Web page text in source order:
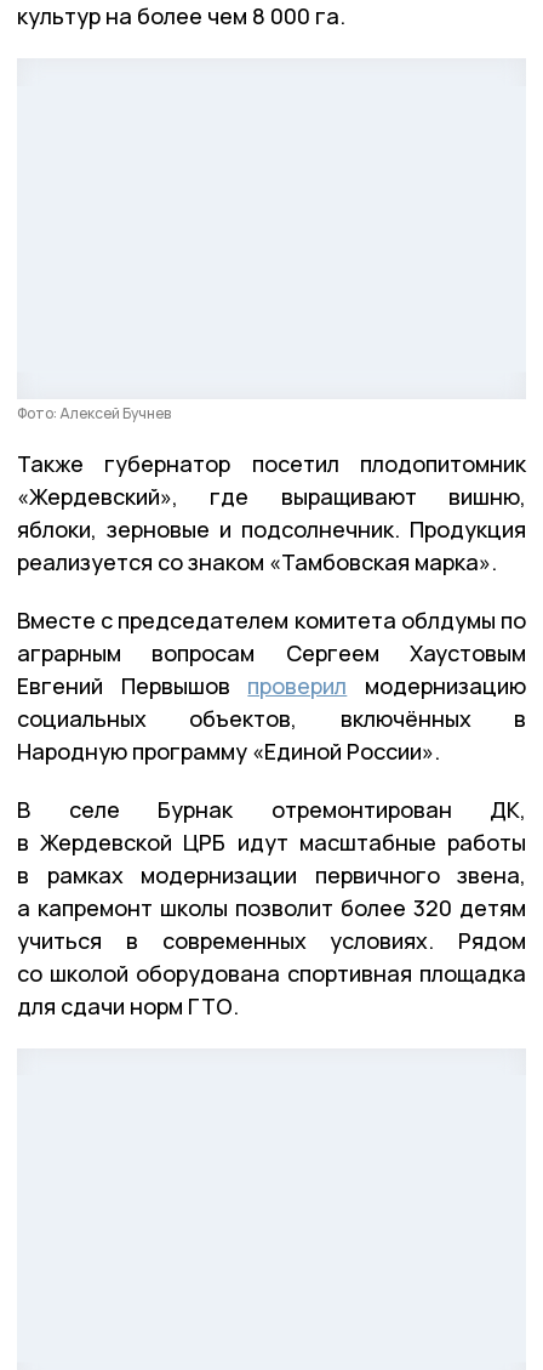
культур на более чем 8 000 га.
Фото: Алексей Бучнев
Также губернатор посетил плодопитомник
«Жердевский», где выращивают вишню,
яблоки, зерновые и подсолнечник. Продукция
реализуется со знаком «Тамбовская марка».
Вместе с председателем комитета облдумы по
аграрным вопросам Сергеем Хаустовым
Евгений Первышов проверил модернизацию
социальных объектов, включённых в
Народную программу «Единой России».
В селе Бурнак отремонтирован ДК,
в Жердевской ЦРБ идут масштабные работы
в рамках модернизации первичного звена,
а капремонт школы позволит более 320 детям
учиться в современных условиях. Рядом
со школой оборудована спортивная площадка
для сдачи норм ГТО.